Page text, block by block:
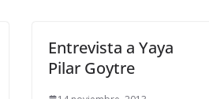
Entrevista a Yaya
Pilar Goytre